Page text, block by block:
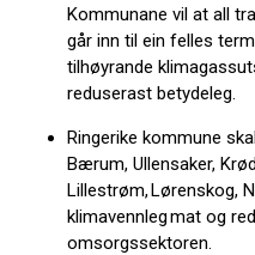
Kommunane vil at all
går inn til ein felles
tilhøyrande
reduserast betydeleg.
Ringerike kommune
Bærum, Ullensaker,
Lillestrøm, Lørenskog,
klimavennleg mat og
omsorgssektoren.